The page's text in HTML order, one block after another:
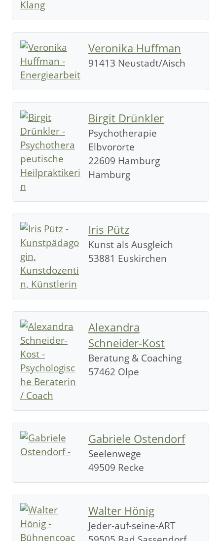
Veronika Huffman
91413 Neustadt/Aisch
Birgit Drünkler
Psychotherapie
Elbvororte
22609 Hamburg
Hamburg
Iris Pütz
Kunst als Ausgleich
53881 Euskirchen
Alexandra
Schneider-Kost
Beratung & Coaching
57462 Olpe
Gabriele Ostendorf
Seelenwege
49509 Recke
Walter Hönig
Jeder-auf-seine-ART